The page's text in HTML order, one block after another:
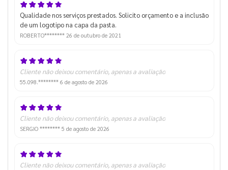
Qualidade nos serviços prestados. Solicito orçamento e a inclusão
de um logotipo na capa da pasta.
ROBERTO******** 26 de outubro de 2021
Cliente não deixou comentário, apenas a avaliação
55.098.******** 6 de agosto de 2026
Cliente não deixou comentário, apenas a avaliação
SERGIO ******** 5 de agosto de 2026
Cliente não deixou comentário, apenas a avaliação